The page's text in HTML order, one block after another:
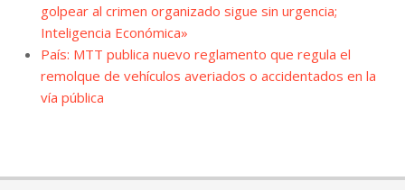
golpear al crimen organizado sigue sin urgencia;
Inteligencia Económica»
País: MTT publica nuevo reglamento que regula el
remolque de vehículos averiados o accidentados en la
vía pública